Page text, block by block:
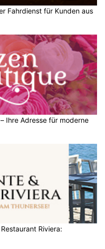
Fahrdienst für Kunden aus
Ihre Adresse für moderne
Riviera: